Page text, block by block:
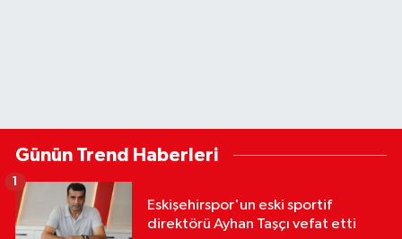
Günün Trend Haberleri
Eskişehirspor'un eski sportif
direktörü Ayhan Taşçı vefat etti
1